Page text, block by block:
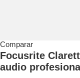
Comparar
Focusrite
audio